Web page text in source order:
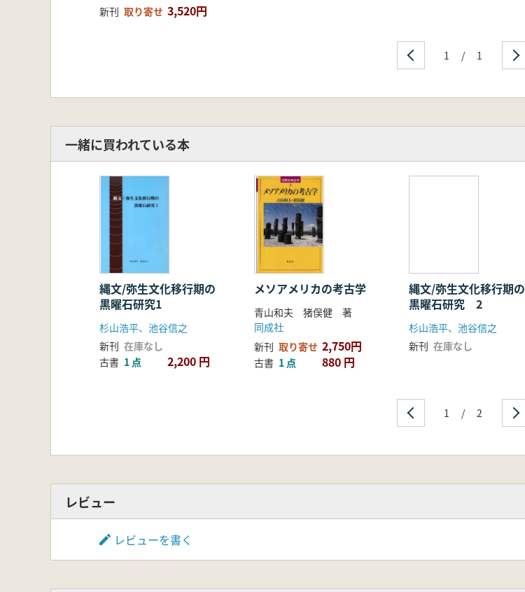
新刊 取り寄せ 3,520円
1 / 1
一緒に買われている本
縄文/弥生文化移行期の
黒曜石研究1
杉山浩平、池谷信之
新刊 在庫なし
古書 1 点 2,200 円
メソアメリカの考古学
青山和夫 猪俣健 著
同成社
新刊 取り寄せ 2,750円
古書 1 点 880 円
縄文/弥生文化移行期の
黒曜石研究 2
杉山浩平、池谷信之
新刊 在庫なし
1 / 2
レビュー
レビューを書く